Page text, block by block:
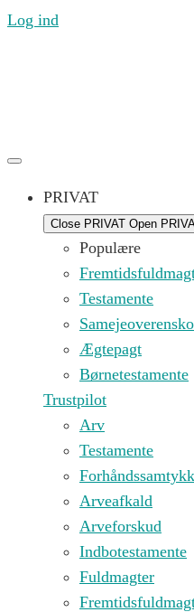
Log ind
PRIVAT
Close PRIVAT Open
Populære
Testamente
Ægtepagt
Børnetestamente
Trustpilot
Arv
Testamente
Arveafkald
Arveforskud
Indbotestamente
Fuldmagter